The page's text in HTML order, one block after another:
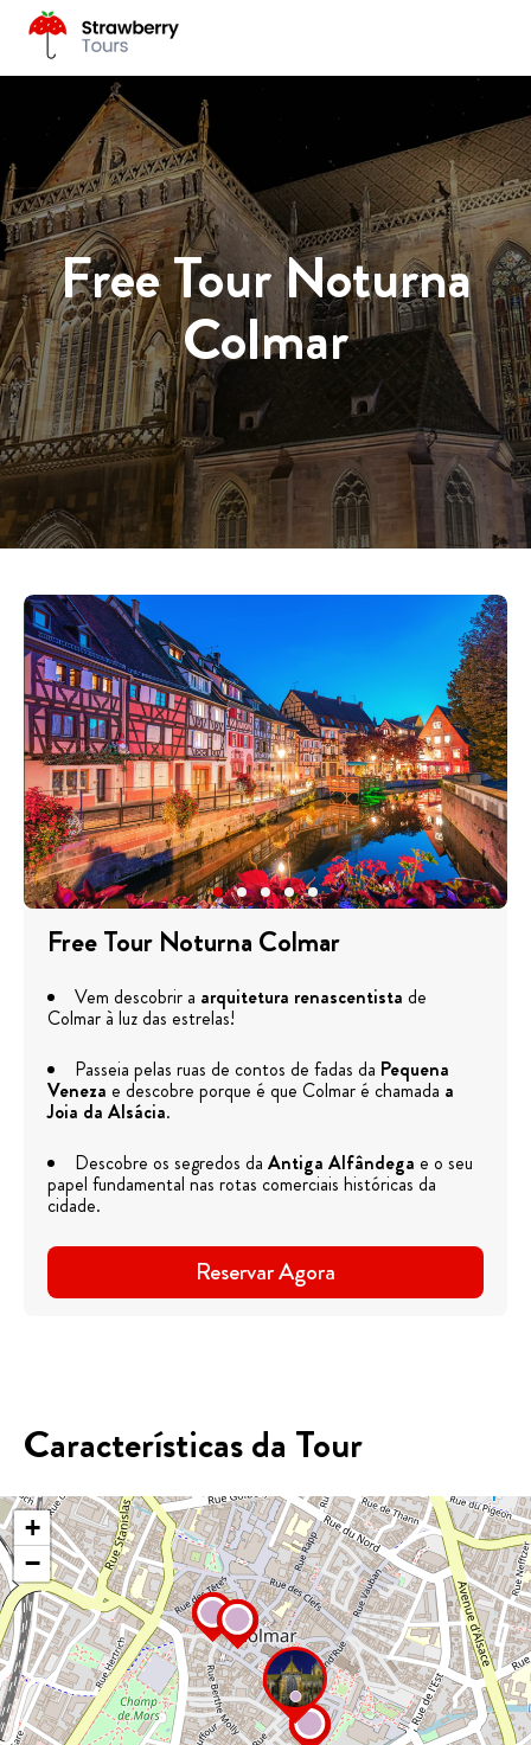
Free Tour Noturna
Colmar
Free Tour Noturna Colmar
Vem descobrir a arquitetura renascentista de
Colmar à luz das estrelas!
Passeia pelas ruas de contos de fadas da Pequena
Veneza e descobre porque é que Colmar é chamada a
Joia da Alsácia.
Descobre os segredos da Antiga Alfândega e o seu
papel fundamental nas rotas comerciais históricas da
cidade.
Reservar Agora
Características da Tour
+
−